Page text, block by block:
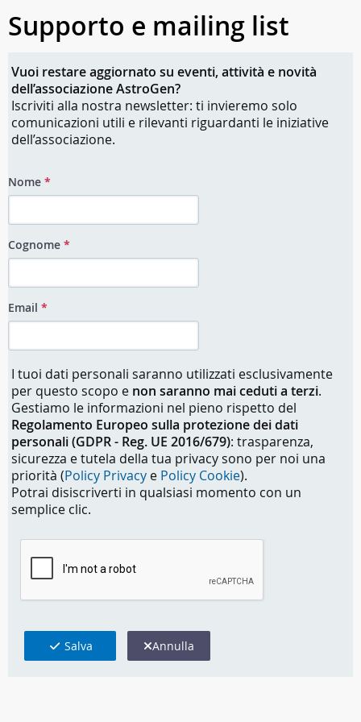
Supporto e mailing list
Vuoi restare aggiornato su eventi, attività e novità
dell’associazione AstroGen?
Iscriviti alla nostra newsletter: ti invieremo solo
comunicazioni utili e rilevanti riguardanti le iniziative
dell’associazione.
Nome *
Cognome *
Email *
I tuoi dati personali saranno utilizzati esclusivamente
per questo scopo e non saranno mai ceduti a terzi.
Gestiamo le informazioni nel pieno rispetto del
Regolamento Europeo sulla protezione dei dati
personali (GDPR - Reg. UE 2016/679): trasparenza,
sicurezza e tutela della tua privacy sono per noi una
priorità (Policy Privacy e Policy Cookie).
Potrai disiscriverti in qualsiasi momento con un
semplice clic.
Salva Annulla